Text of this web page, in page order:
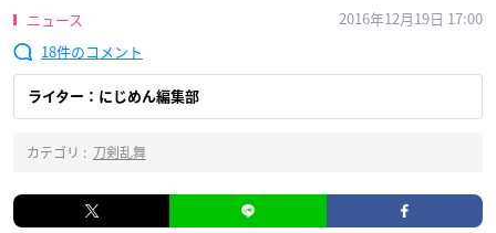
ニュース
2016年12月19日 17:00
18
ライター：にじめん編集部
カテゴリ : 刀剣乱舞